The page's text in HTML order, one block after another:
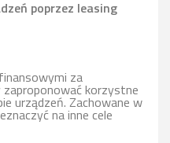
poprzez leasing
za
korzystne
urządzeń. Zachowane w
na inne cele